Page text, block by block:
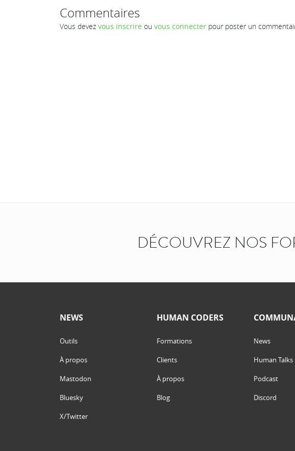
Commentaires
Vous devez vous inscrire ou vous connecter pour poster un
DÉCOUVREZ NOS
NEWS
Outils
À propos
Mastodon
Bluesky
X/Twitter
HUMAN CODERS
Formations
Clients
À propos
Blog
News
Human Talks
Podcast
Discord